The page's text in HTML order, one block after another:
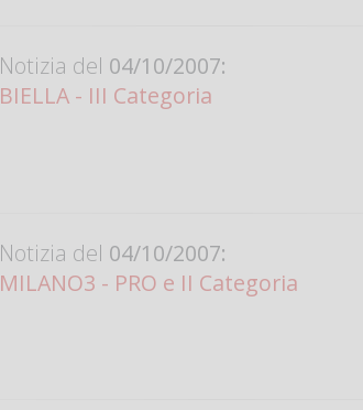
Notizia del 04/10/2007:
BIELLA - III Categoria
Notizia del 04/10/2007:
MILANO3 - PRO e II Categoria